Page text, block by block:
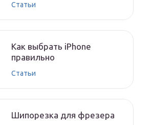
Статьи
Как выбрать iPhone
правильно
Статьи
Шипорезка для фрезера